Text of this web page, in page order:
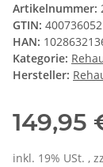
Artikelnummer:
GTIN:
HAN:
Kategorie:
Hersteller:
149,95
inkl. 19% USt. ,